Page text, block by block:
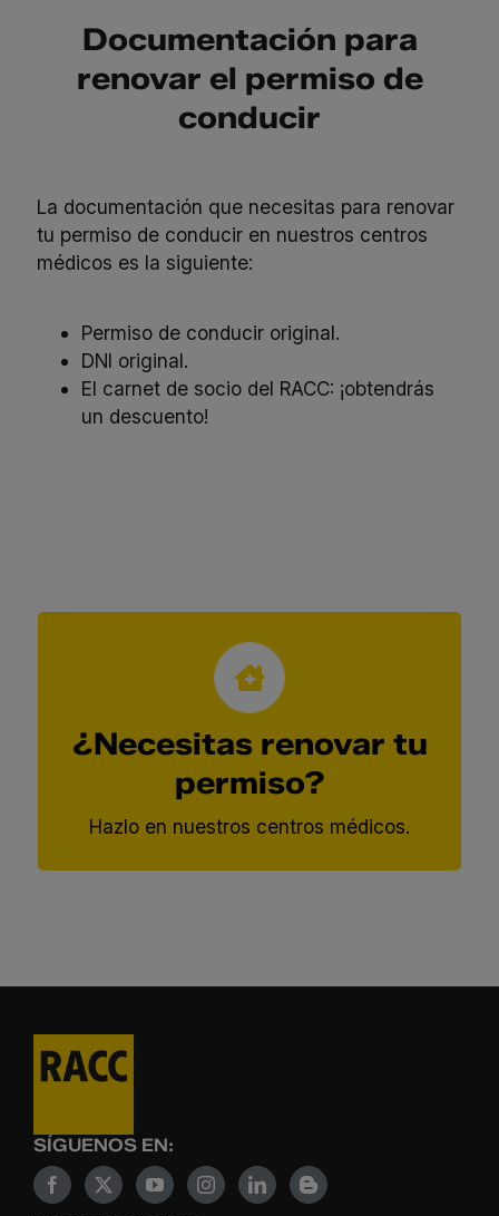
Documentación para
renovar el permiso de
conducir
La documentación que necesitas para renovar
tu permiso de conducir en nuestros centros
médicos es la siguiente:
Permiso de conducir original.
DNI original.
El carnet de socio del RACC: ¡obtendrás
un descuento!
¿Necesitas renovar tu
permiso?
Hazlo en nuestros centros médicos.
Renueva tu permiso en
nuestros centros
médicos
Consultar centros médicos
SÍGUENOS EN: